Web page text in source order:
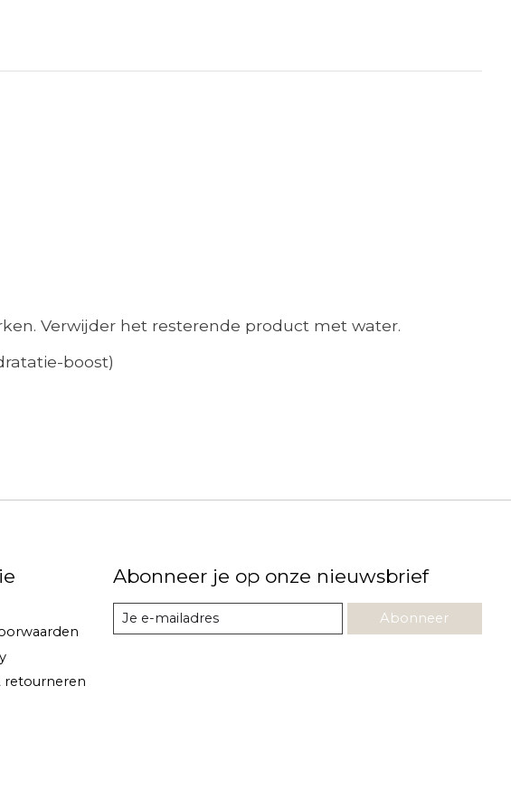
Verwijder het resterende product met water.
boost)
retourneren
Abonneer je op onze nieuwsbrief
Abonneer